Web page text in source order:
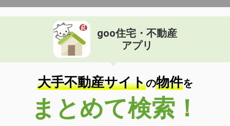
goo住宅・不動産
アプリ
大手不動産サイトの物件を
まとめて検索！